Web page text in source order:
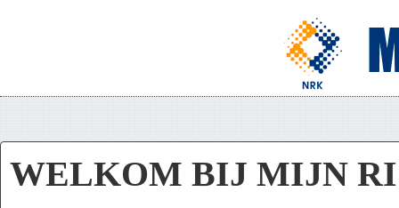
WELKOM BIJ MIJN